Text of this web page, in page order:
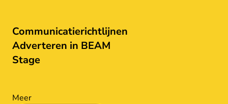
Communicatierichtlijnen
Adverteren in BEAM
Stage
Meer